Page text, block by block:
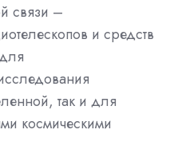
связи –
и средств
так и для
космическими